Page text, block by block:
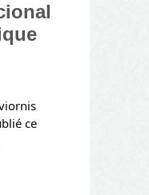
ce